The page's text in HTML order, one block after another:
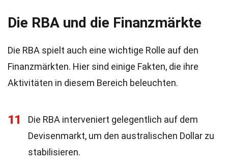
Die RBA und die Finanzmärkte
Die RBA spielt auch eine wichtige Rolle auf den
Finanzmärkten. Hier sind einige Fakten, die ihre
Aktivitäten in diesem Bereich beleuchten.
11
Die RBA interveniert gelegentlich auf dem
Devisenmarkt, um den australischen Dollar zu
stabilisieren.